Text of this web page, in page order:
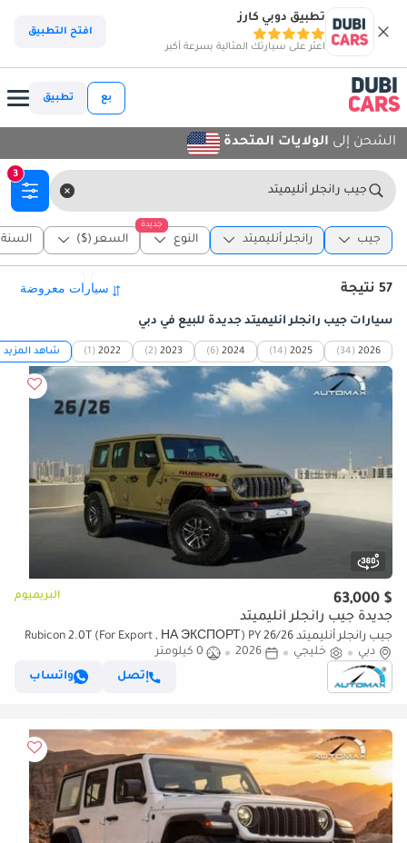
تطبيق دوبي كارز
اعثر على سيارتك المثالية بسرعة أكبر
افتح التطبيق
بع تطبيق
الشحن إلى الولايات المتحدة
جيب رانجلر أنليميتد
3
جيب رانجلر أنليميتد
جديدة
النوع السعر ($) السنة
57 نتيجة
سيارات جيب رانجلر أنليميتد جديدة للبيع في دبي
2026
(34)
2025
(14)
2024
(6)
2023
(2)
2022
(1) شاهد المزيد
$ 63,000 البريميوم
جديدة جيب رانجلر أنليميتد
جيب رانجلر أنليميتد Rubicon 2.0T (For Export , НА ЭКСПОРТ) PY 26/26
XTREME 4x4 GCC Без пробега
دبي خليجي 2026
0 كيلومتر
إتصل
واتساب